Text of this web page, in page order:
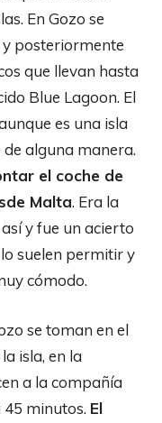
En Gozo se
posteriormente
que llevan hasta
Blue Lagoon. El
es una isla
alguna manera.
el coche de
Malta. Era la
y fue un acierto
suelen permitir y
cómodo.
se toman en el
isla, en la
a la compañía
minutos. El